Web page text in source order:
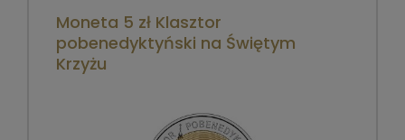
Moneta 5 zł Klasztor
pobenedyktyński na Świętym
Krzyżu